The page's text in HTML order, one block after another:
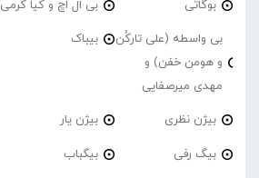
بوگاتی بی ال اچ و کیا کرمی
بی واسطه (علی تارکُن
و هومن خفن) و
مهدی میرصفایی
بیباک
بیژن نظری بیژن یار
بیگ رفی بیگباب